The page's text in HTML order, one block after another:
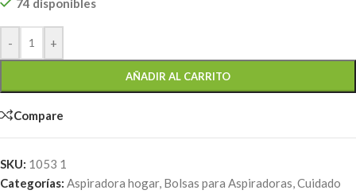
74 disponibles
- +
AÑADIR AL CARRITO
Compare
SKU: 1053 1
Categorías: Aspiradora hogar, Bolsas para Aspiradoras,Cuidado